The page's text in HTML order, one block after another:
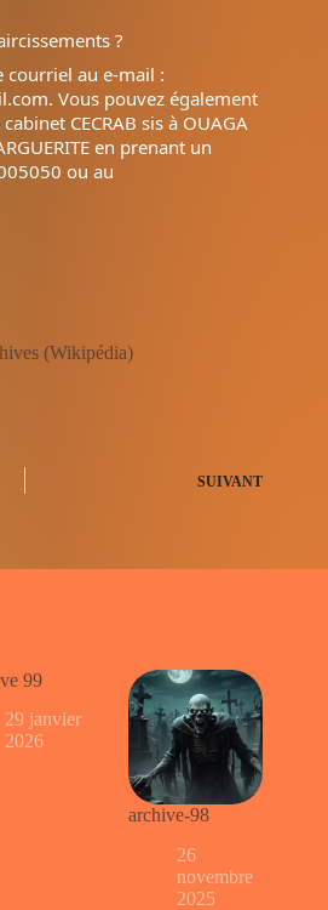
?
courriel au e-mail :
Vous pouvez également
CECRAB sis à OUAGA
en prenant un
ou au
(Wikipédia)
SUIVANT
99
29 janvier
2026
archive-98
26
novembre
2025